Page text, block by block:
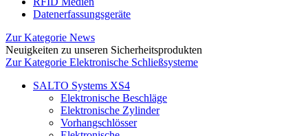
Datenerfassungsgeräte
Zur Kategorie News
Neuigkeiten zu unseren Sicherheitsprodukten
Zur Kategorie Elektronische Schließsysteme
SALTO Systems XS4
Elektronische Beschläge
Elektronische Zylinder
Vorhangschlösser